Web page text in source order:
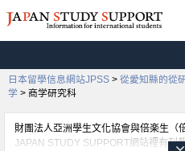
日本留學信息網站JPSS > 從愛知縣的從
学 > 商学研究科
財團法人亞洲學生文化協會與倍楽生（
JAPAN STUDY SUPPORT網站裡有刊